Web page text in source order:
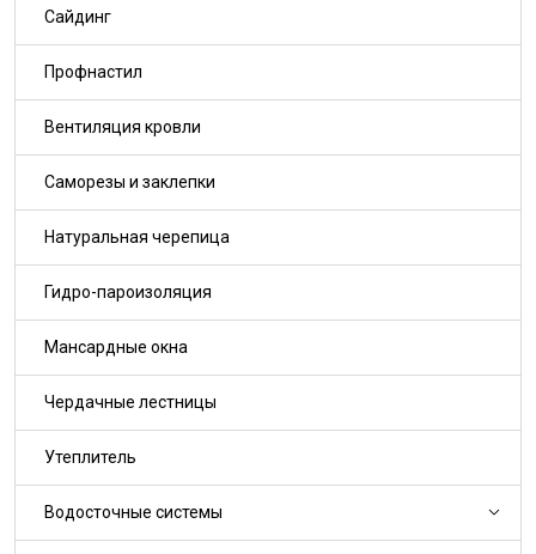
Сайдинг
Профнастил
Вентиляция кровли
Саморезы и заклепки
Натуральная черепица
Гидро-пароизоляция
Мансардные окна
Чердачные лестницы
Утеплитель
Водосточные системы